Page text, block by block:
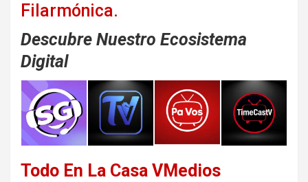
Filarmónica.
Descubre Nuestro Ecosistema
Digital
Todo En La Casa VMedios